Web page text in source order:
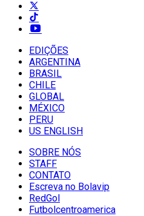
EDIÇÕES
ARGENTINA
BRASIL
CHILE
GLOBAL
MÉXICO
PERU
US ENGLISH
SOBRE NÓS
STAFF
CONTATO
Escreva no Bolavip
RedGol
Futbolcentroamerica